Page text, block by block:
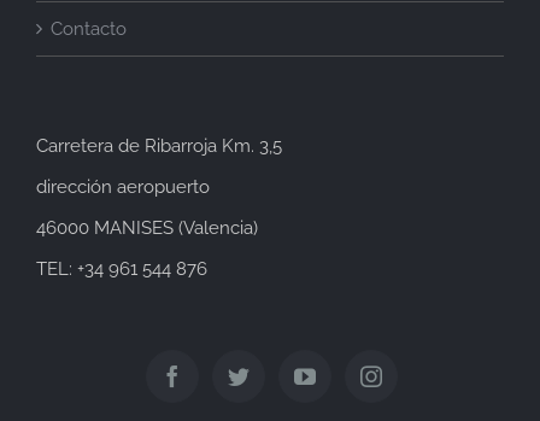
Contacto
Carretera de Ribarroja Km. 3,5
dirección aeropuerto
46000 MANISES (Valencia)
TEL: +34 961 544 876